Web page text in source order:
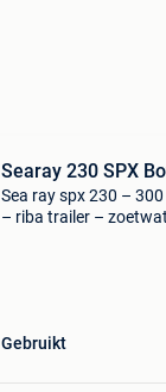
Searay 230 SPX
Sea ray spx 230 –
– riba trailer –
Gebruikt